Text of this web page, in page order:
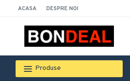
ACASA DESPRE NOI
Produse